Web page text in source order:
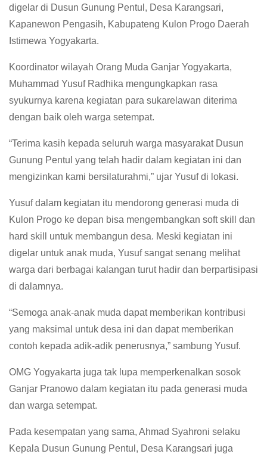
digelar di Dusun Gunung Pentul, Desa Karangsari,
Kapanewon Pengasih, Kabupateng Kulon Progo Daerah
Istimewa Yogyakarta.
Koordinator wilayah Orang Muda Ganjar Yogyakarta,
Muhammad Yusuf Radhika mengungkapkan rasa
syukurnya karena kegiatan para sukarelawan diterima
dengan baik oleh warga setempat.
“Terima kasih kepada seluruh warga masyarakat Dusun
Gunung Pentul yang telah hadir dalam kegiatan ini dan
mengizinkan kami bersilaturahmi,” ujar Yusuf di lokasi.
Yusuf dalam kegiatan itu mendorong generasi muda di
Kulon Progo ke depan bisa mengembangkan soft skill dan
hard skill untuk membangun desa. Meski kegiatan ini
digelar untuk anak muda, Yusuf sangat senang melihat
warga dari berbagai kalangan turut hadir dan berpartisipasi
di dalamnya.
“Semoga anak-anak muda dapat memberikan kontribusi
yang maksimal untuk desa ini dan dapat memberikan
contoh kepada adik-adik penerusnya,” sambung Yusuf.
OMG Yogyakarta juga tak lupa memperkenalkan sosok
Ganjar Pranowo dalam kegiatan itu pada generasi muda
dan warga setempat.
Pada kesempatan yang sama, Ahmad Syahroni selaku
Kepala Dusun Gunung Pentul, Desa Karangsari juga